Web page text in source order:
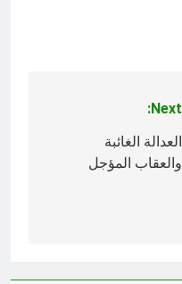
Next:
العدالة الغائبة
والعقاب المؤجل